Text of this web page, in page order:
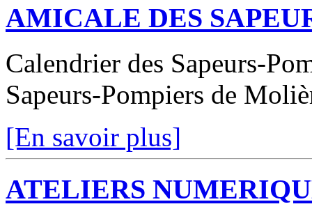
AMICALE DES
Calendrier des Sapeurs-
Sapeurs-Pompiers de
[En savoir plus]
ATELIERS